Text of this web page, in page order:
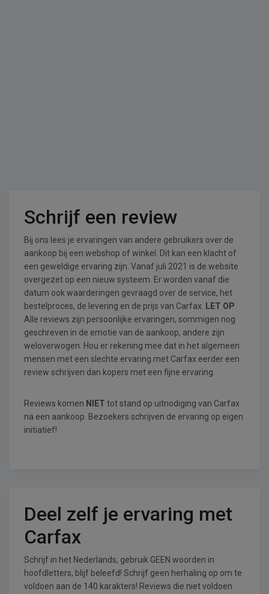
Schrijf een review
Bij ons lees je ervaringen van andere gebruikers over de
aankoop bij een webshop of winkel. Dit kan een klacht of
een geweldige ervaring zijn. Vanaf juli 2021 is de website
overgezet op een nieuw systeem. Er worden vanaf die
datum ook waarderingen gevraagd over de service, het
bestelproces, de levering en de prijs van Carfax.
LET OP
Alle reviews zijn persoonlijke ervaringen, sommigen nog
geschreven in de emotie van de aankoop, andere zijn
weloverwogen. Hou er rekening mee dat in het algemeen
mensen met een slechte ervaring met Carfax eerder een
review schrijven dan kopers met een fijne ervaring.
Reviews komen NIET tot stand op uitnodiging van Carfax
na een aankoop. Bezoekers schrijven de ervaring op eigen
initiatief!
Deel zelf je ervaring met
Carfax
Schrijf in het Nederlands, gebruik GEEN woorden in
hoofdletters, blijf beleefd! Schrijf geen herhaling op om te
voldoen aan de 140 karakters! Reviews die niet voldoen